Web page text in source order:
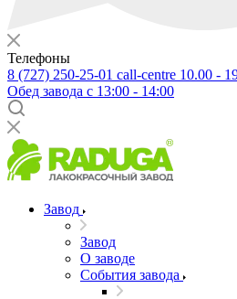
Телефоны
8 (727) 250-25-01 call-centre 10.00 -
Обед завода с 13:00 - 14:00
Завод
Завод
О заводе
События завода